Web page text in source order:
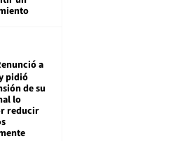
a
pidió
de su
lo
reducir